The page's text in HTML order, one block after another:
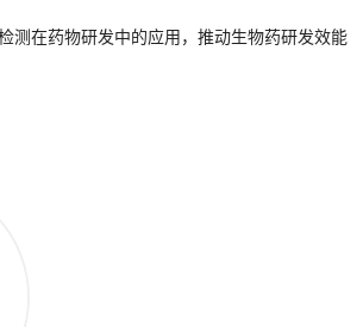
测在药物研发中的应用，推动生物药研发效能